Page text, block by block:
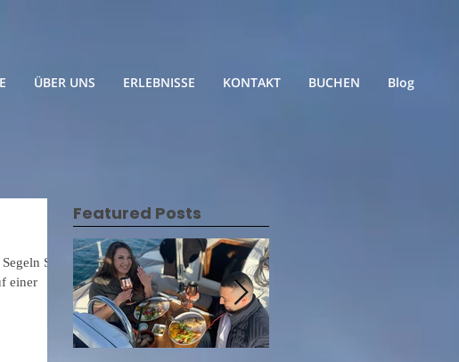
ÜBER UNS ERLEBNISSE KONTAKT BUCHEN Blog
Sie
einer
Featured Posts